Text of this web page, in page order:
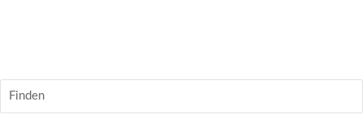
Finden